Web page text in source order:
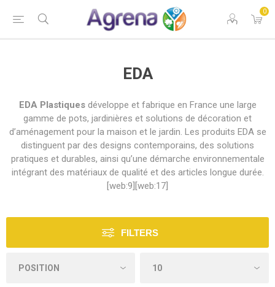
0
EDA
EDA Plastiquesdéveloppe et fabrique en France une large
gamme de pots, jardinières et solutions de décoration et
d’aménagement pour la maison et le jardin. Les produits EDA se
distinguent par des designs contemporains, des solutions
pratiques et durables, ainsi qu’une démarche environnementale
intégrant des matériaux de qualité et des articles longue durée.
[web:9][web:17]
FILTERS